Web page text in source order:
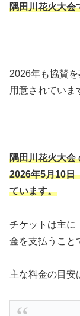
隅田川花火大会
2026年も協賛を
用意されていま
隅田川花火大会
2026年5月10日
ています。
チケットは主に
金を支払うこと
主な料金の目安